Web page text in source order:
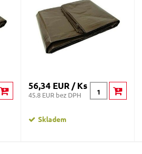
56,34 EUR / Ks
45.8 EUR bez DPH
Skladem